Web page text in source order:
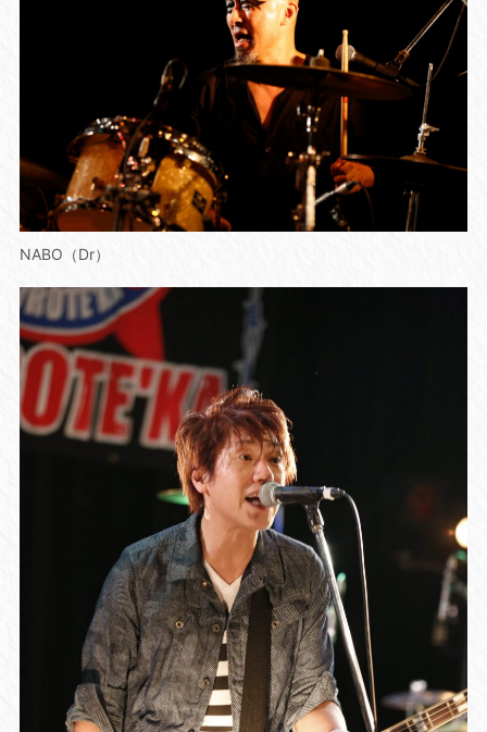
NABO（Dr）